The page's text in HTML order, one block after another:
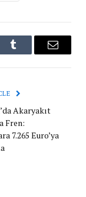
Tumblr Email
Akaryakıt
Fren:
7.265 Euro’ya